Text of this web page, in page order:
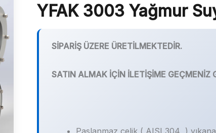
YFAK 3003 Yağmur
SİPARİŞ ÜZERE ÜRETİLMEKTEDİR.
SATIN ALMAK İÇİN İLETİŞİME GEÇMENİZ
Paslanmaz çelik ( AISI 304 )